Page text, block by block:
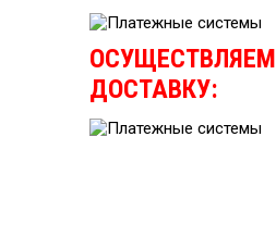
ОСУЩЕСТВЛЯЕМ
ДОСТАВКУ: